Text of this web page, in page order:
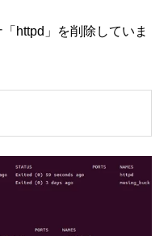
httpd」を削除していま